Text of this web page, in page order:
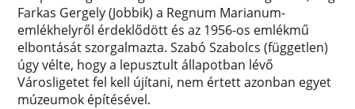
Farkas Gergely (Jobbik) a Regnum Marianum-
emlékhelyről érdeklődött és az 1956-os emlékmű
elbontását szorgalmazta. Szabó Szabolcs (független)
úgy vélte, hogy a lepusztult állapotban lévő
Városligetet fel kell újítani, nem értett azonban egyet
múzeumok építésével.